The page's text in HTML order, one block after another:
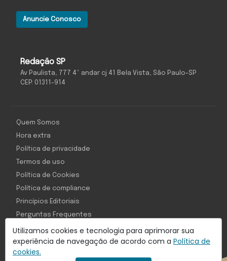
Utilizamos cookies e tecnologia para aprimorar sua
experiência de navegação de acordo com a Política de
cookies.
Redação SP
Av Paulista, 777 4º andar cj 41 Bela Vista, São Paulo-SP
CEP: 01311-914
Anuncie Conosco
Com inteligência e tecnologia:
Quem Somos
Hora extra
Política de privacidade
Termos de uso
Política de Cookies
Política de compliance
Princípios Editoriais
Perguntas Frequentes